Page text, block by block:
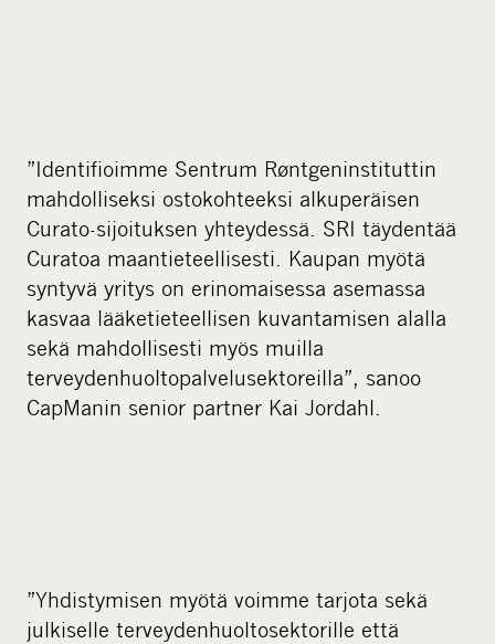
”Identifioimme Sentrum Røntgeninstituttin
mahdolliseksi ostokohteeksi alkuperäisen
Curato-sijoituksen yhteydessä. SRI täydentää
Curatoa maantieteellisesti. Kaupan myötä
syntyvä yritys on erinomaisessa asemassa
kasvaa lääketieteellisen kuvantamisen alalla
sekä mahdollisesti myös muilla
terveydenhuoltopalvelusektoreilla”, sanoo
CapManin senior partner Kai Jordahl.
”Yhdistymisen myötä voimme tarjota sekä
julkiselle terveydenhuoltosektorille että